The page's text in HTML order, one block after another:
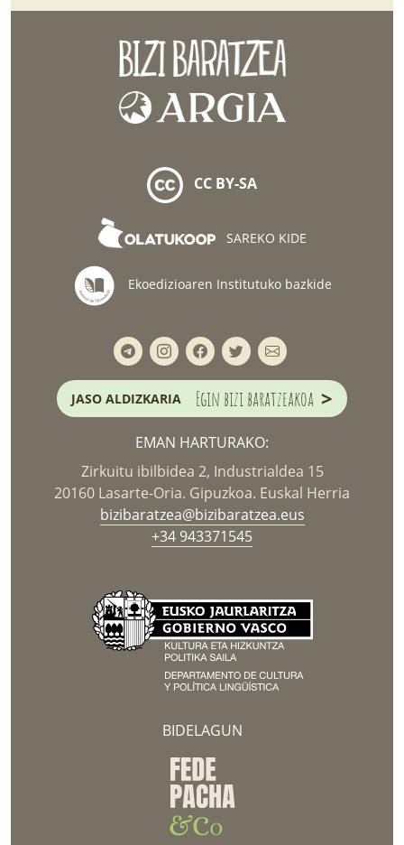
CC BY-SA
SAREKO KIDE
Ekoedizioaren Institutuko bazkide
JASO ALDIZKARIA Egin bizi baratzeakoa >
EMAN HARTURAKO:
Zirkuitu ibilbidea 2, Industrialdea 15
20160 Lasarte-Oria. Gipuzkoa. Euskal Herria
bizibaratzea@bizibaratzea.eus
+34 943371545
BIDELAGUN